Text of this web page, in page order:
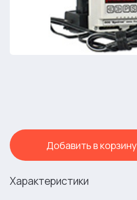
Характеристики
Добавить в корзину